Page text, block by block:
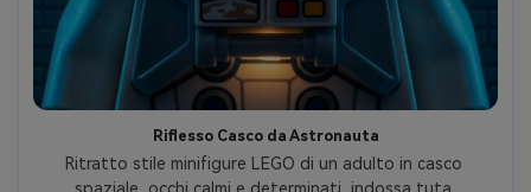
Riflesso Casco da Astronauta
Ritratto stile minifigure LEGO di un adulto in casco